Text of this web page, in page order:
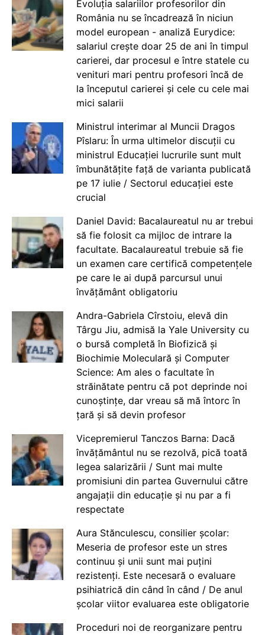
Evoluția salariilor profesorilor din
România nu se încadrează în niciun
model european - analiză Eurydice:
salariul crește doar 25 de ani în timpul
carierei, dar procesul e între statele cu
venituri mari pentru profesori încă de
la începutul carierei și cele cu cele mai
mici salarii
Ministrul interimar al Muncii Dragos
Pîslaru: În urma ultimelor discuții cu
ministrul Educației lucrurile sunt mult
îmbunătățite față de varianta publicată
pe 17 iulie / Sectorul educației este
crucial
Daniel David: Bacalaureatul nu ar trebui
să fie folosit ca mijloc de intrare la
facultate. Bacalaureatul trebuie să fie
un examen care certifică competențele
pe care le ai după parcursul unui
învățământ obligatoriu
Andra-Gabriela Cîrstoiu, elevă din
Târgu Jiu, admisă la Yale University cu
o bursă completă în Biofizică și
Biochimie Moleculară și Computer
Science: Am ales o facultate în
străinătate pentru că pot deprinde noi
cunoștințe, dar vreau să mă întorc în
țară și să devin profesor
Vicepremierul Tanczos Barna: Dacă
învățământul nu se rezolvă, pică toată
legea salarizării / Sunt mai multe
promisiuni din partea Guvernului către
angajații din educație și nu par a fi
respectate
Aura Stănculescu, consilier școlar:
Meseria de profesor este un stres
continuu și unii sunt mai puțini
rezistenți. Este necesară o evaluare
psihiatrică din când în când / De anul
școlar viitor evaluarea este obligatorie
Proceduri noi de reorganizare pentru